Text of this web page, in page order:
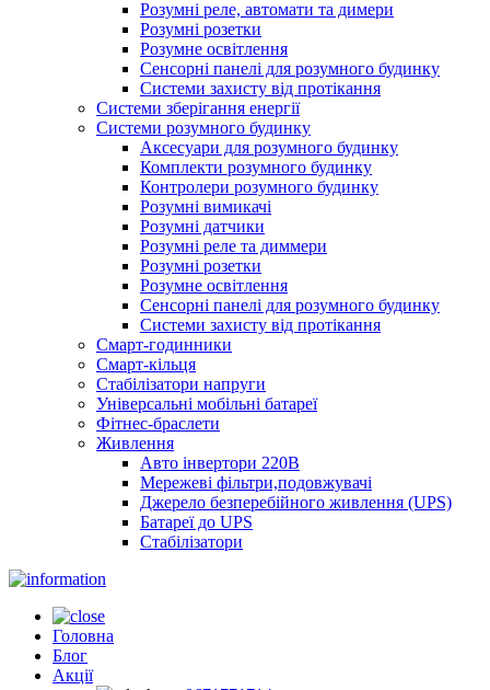
Розумні реле, автомати та димери
Розумні розетки
Розумне освітлення
Сенсорні панелі для розумного будинку
Системи захисту від протікання
Системи зберігання енергії
Системи розумного будинку
Аксесуари для розумного будинку
Комплекти розумного будинку
Контролери розумного будинку
Розумні вимикачі
Розумні датчики
Розумні реле та диммери
Розумні розетки
Розумне освітлення
Сенсорні панелі для розумного будинку
Системи захисту від протікання
Смарт-годинники
Смарт-кільця
Стабілізатори напруги
Універсальні мобільні батареї
Фітнес-браслети
Живлення
Авто інвертори 220В
Мережеві фільтри,подовжувачі
Джерело безперебійного живлення (UPS)
Батареї до UPS
Стабілізатори
Головна
Блог
Акції